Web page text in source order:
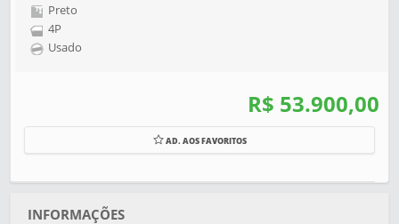
Preto
4P
Usado
R$ 53.900,00
AD. AOS FAVORITOS
INFORMAÇÕES